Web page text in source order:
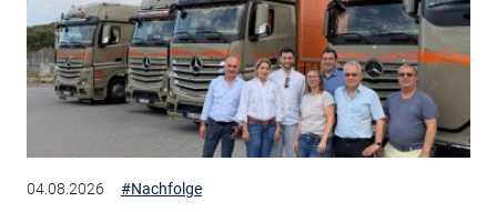
04.08.2026 #Nachfolge